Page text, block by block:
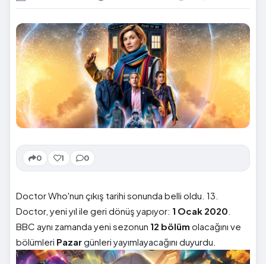
0 1 0
Doctor Who'nun çıkış tarihi sonunda belli oldu. 13.
Doctor, yeni yıl ile geri dönüş yapıyor: 1 Ocak 2020
BBC aynı zamanda yeni sezonun 12 bölüm olacağını ve
bölümleri Pazargünleri yayımlayacağını duyurdu.